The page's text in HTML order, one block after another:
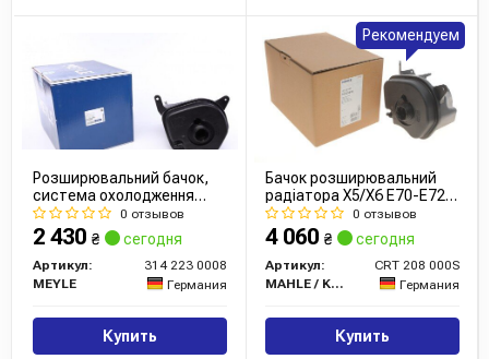
Розширювальний бачок,
система охолодження
(вир-во MEYLE)0 отзывов
2 430 ₴ сегодня
Артикул:
314 223 0008
MEYLE
Германия
Купить
Бачок розширювальний
радіатора X5/X6 E70-E72
3.0-5.0 07-140 отзывов
4 060 ₴ сегодня
Артикул:
CRT 208 000S
MAHLE / KNECHT
Германия
Купить
Рекомендуем